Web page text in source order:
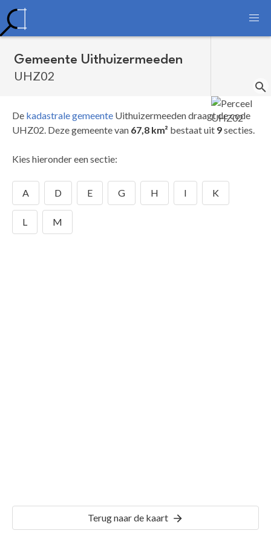
Gemeente Uithuizermeeden
UHZ02
De kadastrale gemeente Uithuizermeeden draagt de code
UHZ02. Deze gemeente van 67,8 km² bestaat uit 9secties.
Kies hieronder een sectie:
A D E G H I K
L M
Terug naar de kaart
UHZ02